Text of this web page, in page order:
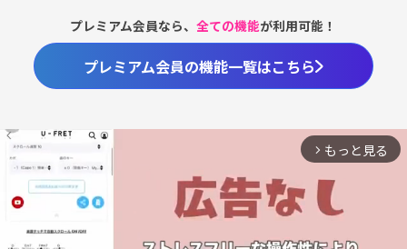
プレミアム会員なら、全ての機能が利用可能！
プレミアム会員の機能一覧はこちら
arrow_forward_ios もっと見る